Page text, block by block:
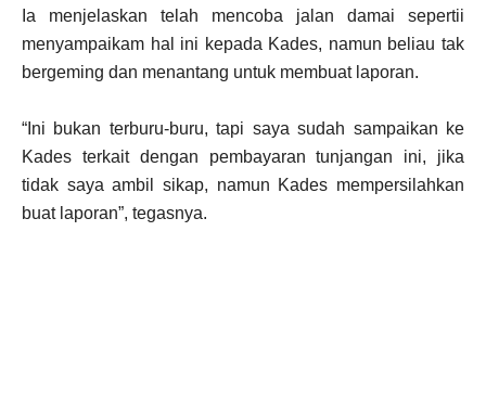
Ia menjelaskan telah mencoba jalan damai sepertii
menyampaikam hal ini kepada Kades, namun beliau tak
bergeming dan menantang untuk membuat laporan.
“Ini bukan terburu-buru, tapi saya sudah sampaikan ke
Kades terkait dengan pembayaran tunjangan ini, jika
tidak saya ambil sikap, namun Kades mempersilahkan
buat laporan”, tegasnya.